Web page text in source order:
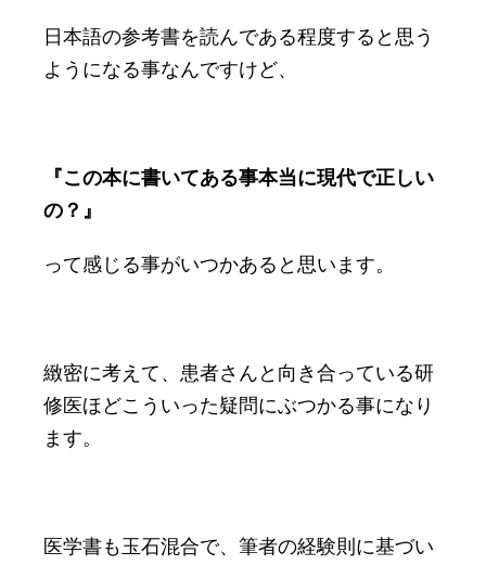
日本語の参考書を読んである程度すると思う
ようになる事なんですけど、
『この本に書いてある事本当に現代で正しい
の？』
って感じる事がいつかあると思います。
緻密に考えて、患者さんと向き合っている研
修医ほどこういった疑問にぶつかる事になり
ます。
医学書も玉石混合で、筆者の経験則に基づい